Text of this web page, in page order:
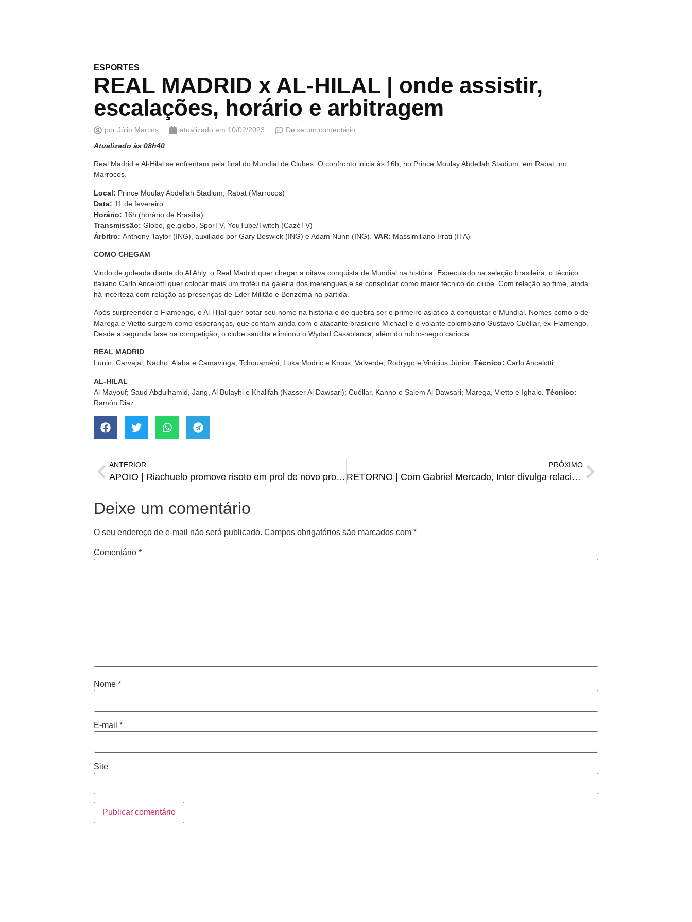
ESPORTES
REAL MADRID x AL-HILAL | onde assistir,
escalações, horário e arbitragem
por Júlio Martins atualizado em 10/02/2023
Deixe um comentário
Atualizado às 08h40
Real Madrid e Al-Hilal se enfrentam pela final do Mundial de Clubes. O confronto inicia às 16h, no Prince Moulay Abdellah Stadium, em Rabat, no
Marrocos.
Local: Prince Moulay Abdellah Stadium, Rabat (Marrocos)
Data: 11 de fevereiro
Horário: 16h (horário de Brasília)
Transmissão: Globo, ge.globo, SporTV, YouTube/Twitch (CazéTV)
Árbitro: Anthony Taylor (ING), auxiliado por Gary Beswick (ING) e Adam Nunn (ING). VAR: Massimiliano Irrati (ITA)
COMO CHEGAM
Vindo de goleada diante do Al Ahly, o Real Madrid quer chegar a oitava conquista de Mundial na história. Especulado na seleção brasileira, o técnico
italiano Carlo Ancelotti quer colocar mais um troféu na galeria dos merengues e se consolidar como maior técnico do clube. Com relação ao time, ainda
há incerteza com relação as presenças de Éder Militão e Benzema na partida.
Após surpreender o Flamengo, o Al-Hilal quer botar seu nome na história e de quebra ser o primeiro asiático à conquistar o Mundial. Nomes como o de
Marega e Vietto surgem como esperanças, que contam ainda com o atacante brasileiro Michael e o volante colombiano Gustavo Cuéllar, ex-Flamengo.
Desde a segunda fase na competição, o clube saudita eliminou o Wydad Casablanca, além do rubro-negro carioca.
REAL MADRID
Lunin; Carvajal, Nacho, Alaba e Camavinga; Tchouaméni, Luka Modric e Kroos; Valverde, Rodrygo e Vinicius Júnior. Técnico: Carlo Ancelotti.
AL-HILAL
Al-Mayouf; Saud Abdulhamid, Jang, Al Bulayhi e Khalifah (Nasser Al Dawsari); Cuéllar, Kanno e Salem Al Dawsari; Marega, Vietto e Ighalo. Técnico:
Ramón Diaz.
ANTERIOR
APOIO | Riachuelo promove risoto em prol de novo projeto
PRÓXIMO
RETORNO | Com Gabriel Mercado, Inter divulga relacionados para enfrentar o Brasil
Deixe um comentário
O seu endereço de e-mail não será publicado. Campos obrigatórios são marcados com *
Comentário *
Nome *
E-mail *
Site